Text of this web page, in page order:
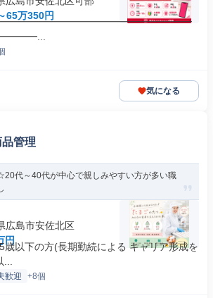
65万350円
材 ━━━━━━━━━━━━━━━━━━━━
━━━━...
気になる
管理
代～40代が中心で親しみやすい方が多い職
広島市安佐北区
円
歳以下の方(長期勤続による キャリア形成を
歓迎 +8個